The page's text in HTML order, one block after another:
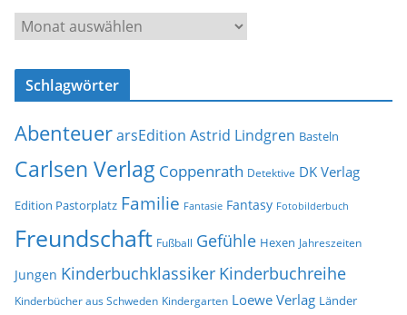
d
s
e
r
c
v
Schlagwörter
AbenteuerarsEdition Astrid Lindgren Basteln
Carlsen Verlag Coppenrath Detektive DK Verlag
Edition Pastorplatz Familie Fantasie Fantasy Fotobilderbuch
Freundschaft Fußball Gefühle Hexen Jahreszeiten
Jungen Kinderbuchklassiker Kinderbuchreihe
Kinderbücher aus Schweden Kindergarten Loewe Verlag Länder